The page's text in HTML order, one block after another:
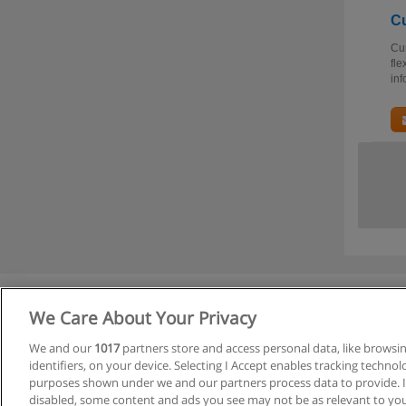
We Care About Your Privacy
We and our 1017partners store and access personal data, like
identifiers, on your device. Selecting I Accept enables tracking
purposes shown under we and our partners process data to provide.
disabled, some content and ads you see may not be as relevant to